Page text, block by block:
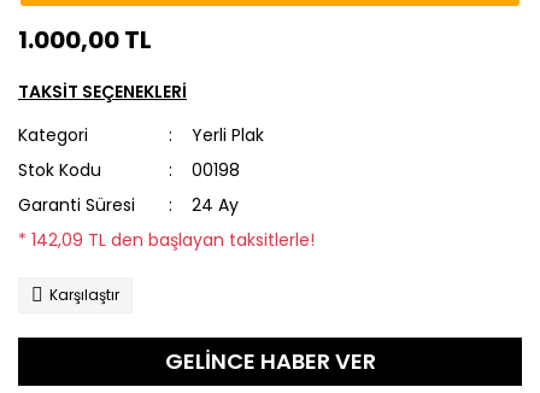
1.000,00 TL
TAKSİT SEÇENEKLERİ
Kategori
Yerli Plak
Stok Kodu
00198
Garanti Süresi
24 Ay
* 142,09 TL den başlayan taksitlerle!
Karşılaştır
GELİNCE HABER VER